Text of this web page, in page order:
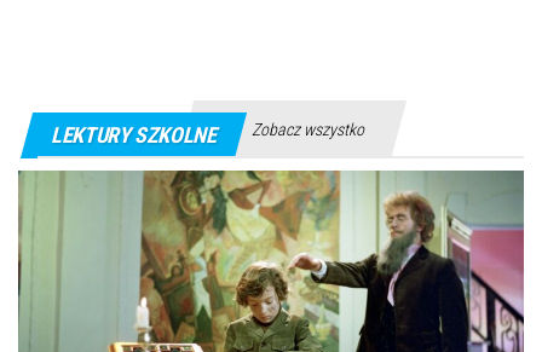
LEKTURY SZKOLNE Zobacz wszystko